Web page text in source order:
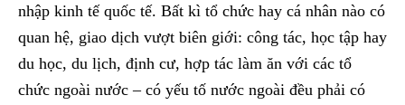
nhập kinh tế quốc tế. Bất kì tổ chức hay cá nhân nào có
quan hệ, giao dịch vượt biên giới: công tác, học tập hay
du học, du lịch, định cư, hợp tác làm ăn với các tổ
chức ngoài nước – có yếu tố nước ngoài đều phải có